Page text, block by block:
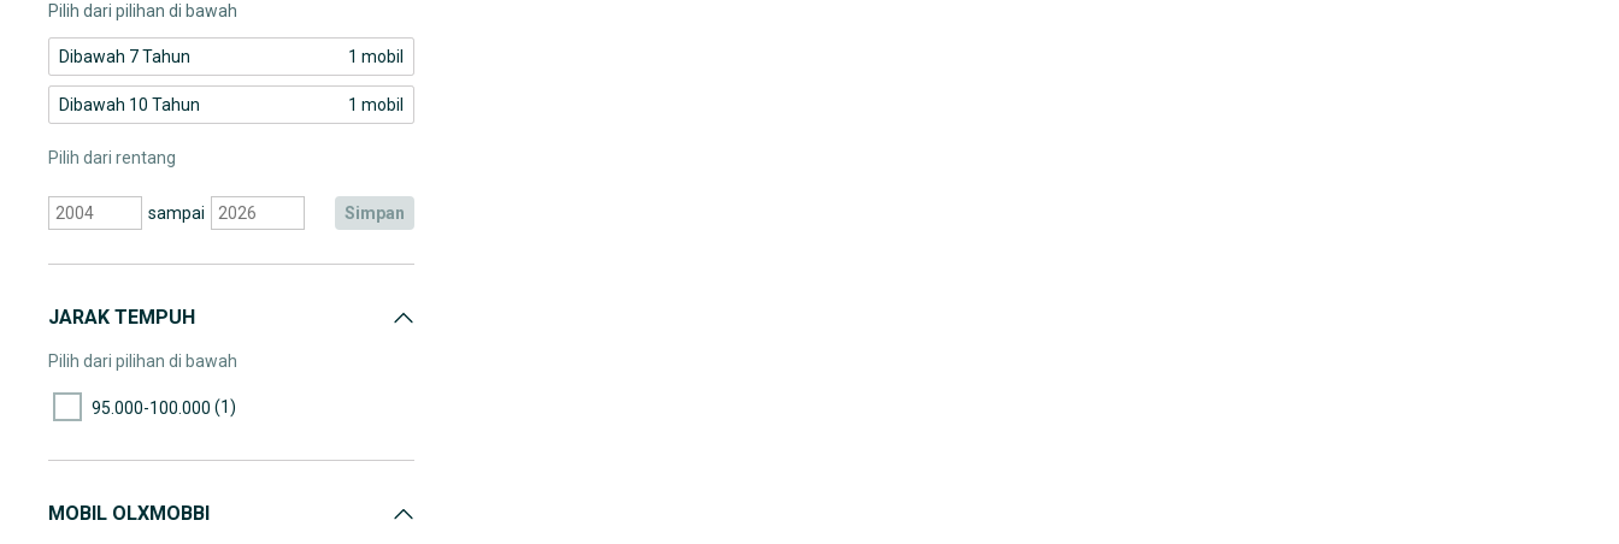
Pilih dari pilihan di bawah
Dibawah 7 Tahun 1 mobil
Dibawah 10 Tahun 1 mobil
Pilih dari rentang
sampai simpan
JARAK TEMPUH
Pilih dari pilihan di bawah
95.000-100.000 (1)
MOBIL OLXMOBBI